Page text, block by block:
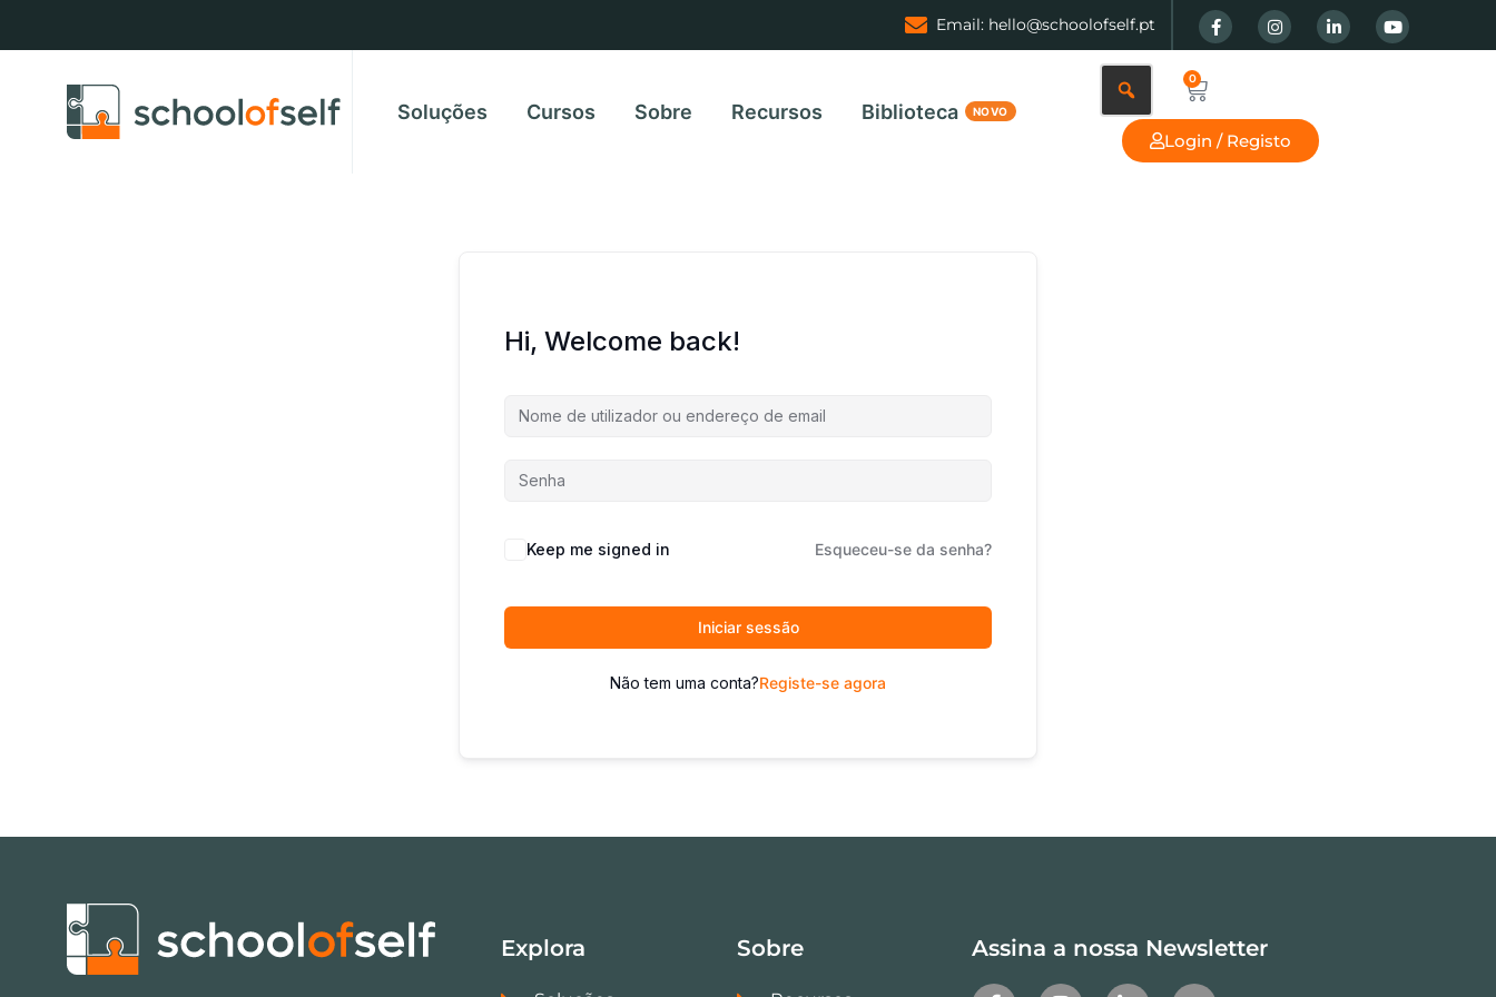
Email: hello@schoolofself.pt
Soluções Cursos Sobre Recursos Biblioteca
0
Login / Registo
Hi, Welcome back!
Keep me signed in Esqueceu-se da senha?
Iniciar sessão
Não tem uma conta?Registe-se agora
Explora Sobre Assina a nossa Newsletter